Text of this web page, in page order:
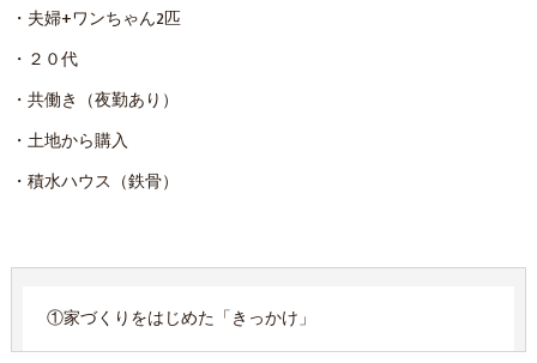
・夫婦+ワンちゃん2匹
・２０代
・共働き（夜勤あり）
・土地から購入
・積水ハウス（鉄骨）
①家づくりをはじめた「きっかけ」